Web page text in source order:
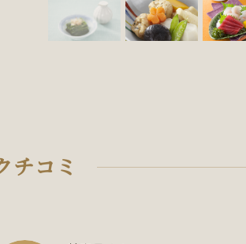
チコミ